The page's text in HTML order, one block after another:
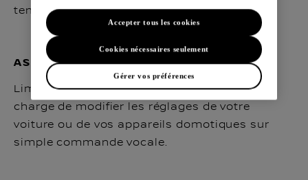
temps de charge.
ASSISTANT GOOGLE
Limitez les distractions au volant : Google se
charge de modifier les réglages de votre
voiture ou de vos appareils domotiques sur
simple commande vocale.
Gérer vos préférences
Cookies nécessaires seulement
Accepter tous les cookies